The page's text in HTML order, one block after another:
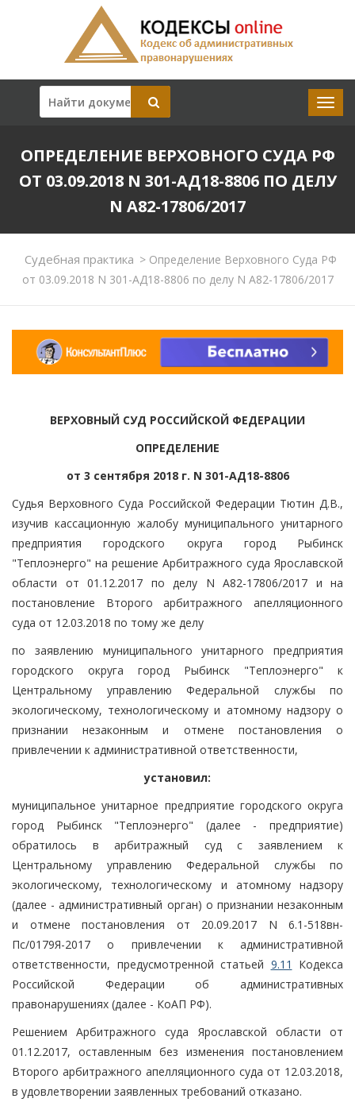
ОПРЕДЕЛЕНИЕ ВЕРХОВНОГО СУДА РФ
ОТ 03.09.2018 N 301-АД18-8806 ПО ДЕЛУ
N А82-17806/2017
Судебная практика >Определение Верховного Суда РФ
от 03.09.2018 N 301-АД18-8806 по делу N А82-17806/2017
ВЕРХОВНЫЙ СУД РОССИЙСКОЙ ФЕДЕРАЦИИ
ОПРЕДЕЛЕНИЕ
от 3 сентября 2018 г. N 301-АД18-8806
Судья Верховного Суда Российской Федерации Тютин Д.В.,
изучив кассационную жалобу муниципального унитарного
предприятия городского округа город Рыбинск
"Теплоэнерго" на решение Арбитражного суда Ярославской
области от 01.12.2017 по делу N А82-17806/2017 и на
постановление Второго арбитражного апелляционного
суда от 12.03.2018 по тому же делу
по заявлению муниципального унитарного предприятия
городского округа город Рыбинск "Теплоэнерго" к
Центральному управлению Федеральной службы по
экологическому, технологическому и атомному надзору о
признании незаконным и отмене постановления о
привлечении к административной ответственности,
установил:
муниципальное унитарное предприятие городского округа
город Рыбинск "Теплоэнерго" (далее - предприятие)
обратилось в арбитражный суд с заявлением к
Центральному управлению Федеральной службы по
экологическому, технологическому и атомному надзору
(далее - административный орган) о признании незаконным
и отмене постановления от 20.09.2017 N 6.1-518вн-
Пс/0179Я-2017 о привлечении к административной
ответственности, предусмотренной статьей 9.11
Кодекса
Российской Федерации об административных
правонарушениях (далее - КоАП РФ).
Решением Арбитражного суда Ярославской области от
01.12.2017, оставленным без изменения постановлением
Второго арбитражного апелляционного суда от 12.03.2018,
в удовлетворении заявленных требований отказано.